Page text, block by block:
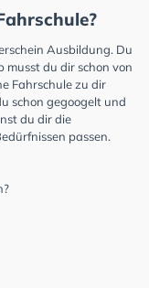
Ausbildung. Du
musst du dir schon von
Fahrschule zu dir
schon gegoogelt und
du dir die
passen.